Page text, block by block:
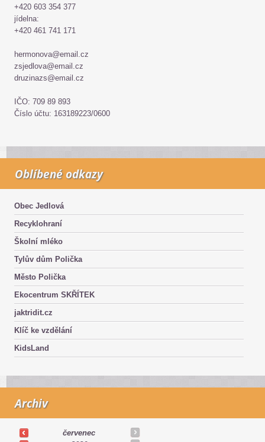
+420 603 354 377
jídelna:
+420 461 741 171
hermonova@email.cz
zsjedlova@email.cz
druzinazs@email.cz
IČO: 709 89 893
Číslo účtu: 163189223/0600
Oblíbené odkazy
Obec Jedlová
Recyklohraní
Školní mléko
Tylův dům Polička
Město Polička
Ekocentrum SKŘÍTEK
jaktridit.cz
Klíč ke vzdělání
KidsLand
Archiv
červenec